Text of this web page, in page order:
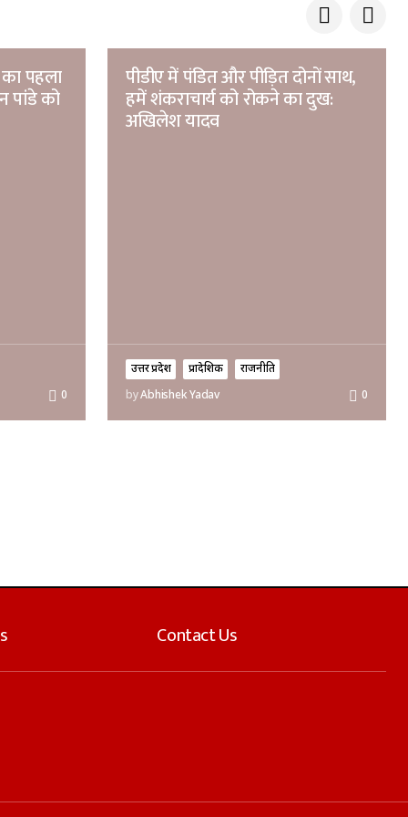
पहला
पांडे को
0
पीडीए में पंडित और पीड़ित दोनों साथ,
हमें शंकराचार्य को रोकने का दुख:
अखिलेश यादव
उत्तर प्रदेश प्रादेशिक
राजनीति
byAbhishek Yadav 0
Contact Us